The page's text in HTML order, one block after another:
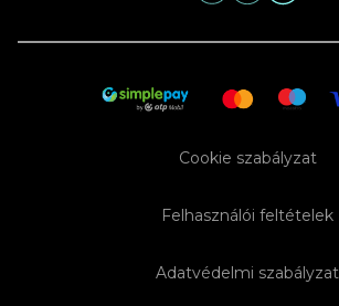
Adatvédelmi szabályzat
Felhasználói feltételek
Cookie szabályzat